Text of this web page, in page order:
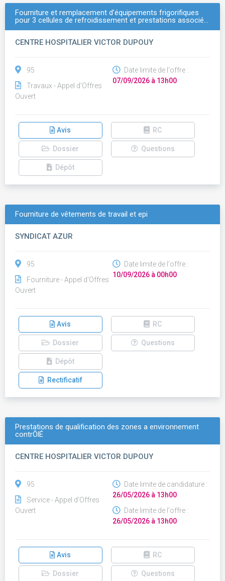
Fourniture et remplacement d’équipements frigorifiques
pour 3 cellules de refroidissement et prestations associé…
CENTRE HOSPITALIER VICTOR DUPOUY
95
Travaux - Appel d'Offres
Ouvert
Date limite de l'offre :
07/09/2026 à 13h00
Avis RC
Dossier Questions
Dépôt
Fourniture de vêtements de travail et epi
SYNDICAT AZUR
95
Fourniture - Appel d'Offres
Ouvert
Date limite de l'offre :
10/09/2026 à 00h00
Avis RC
Dossier Questions
Dépôt
Rectificatif
Prestations de qualification des zones a environnement
contrÔlÉ
CENTRE HOSPITALIER VICTOR DUPOUY
95
Service - Appel d'Offres
Ouvert
Date limite de candidature :
26/05/2026 à 13h00
Date limite de l'offre :
26/05/2026 à 13h00
Avis RC
Dossier Questions